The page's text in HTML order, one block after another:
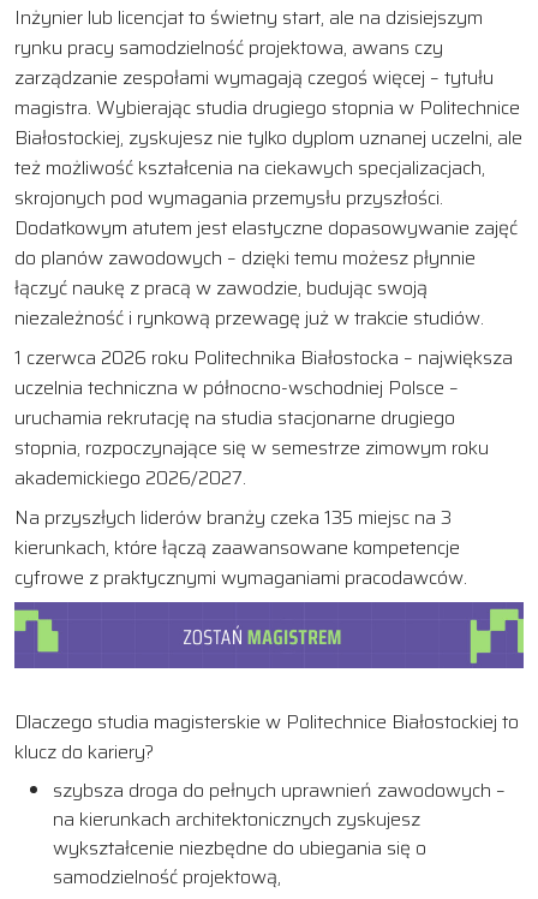
Inżynier lub licencjat to świetny start, ale na dzisiejszym
rynku pracy samodzielność projektowa, awans czy
zarządzanie zespołami wymagają czegoś więcej – tytułu
magistra. Wybierając studia drugiego stopnia w Politechnice
Białostockiej, zyskujesz nie tylko dyplom uznanej uczelni, ale
też możliwość kształcenia na ciekawych specjalizacjach,
skrojonych pod wymagania przemysłu przyszłości.
Dodatkowym atutem jest elastyczne dopasowywanie zajęć
do planów zawodowych – dzięki temu możesz płynnie
łączyć naukę z pracą w zawodzie, budując swoją
niezależność i rynkową przewagę już w trakcie studiów.
1 czerwca 2026 roku Politechnika Białostocka – największa
uczelnia techniczna w północno-wschodniej Polsce –
uruchamia rekrutację na studia stacjonarne drugiego
stopnia, rozpoczynające się w semestrze zimowym roku
akademickiego 2026/2027.
Na przyszłych liderów branży czeka 135 miejsc na 3
kierunkach, które łączą zaawansowane kompetencje
cyfrowe z praktycznymi wymaganiami pracodawców.
Dlaczego studia magisterskie w Politechnice Białostockiej to
klucz do kariery?
szybsza droga do pełnych uprawnień zawodowych –
na kierunkach architektonicznych zyskujesz
wykształcenie niezbędne do ubiegania się o
samodzielność projektową,